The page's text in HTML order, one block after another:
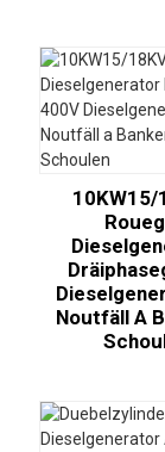
10KW15/
Noutfäll A